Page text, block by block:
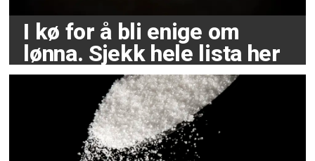
I kø for å bli enige om
lønna. Sjekk hele lista her